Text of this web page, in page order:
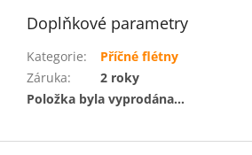
Doplňkové parametry
Kategorie:
Příčné flétny
Záruka:
2 roky
Položka byla vyprodána…
Z